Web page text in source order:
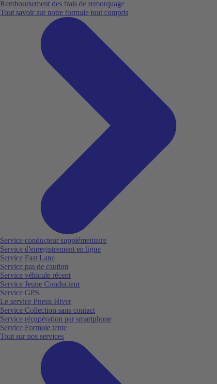
Remboursement des frais de remorquage
Tout savoir sur notre formule tout compris
Service conducteur supplémentaire
Service d'enregistrement en ligne
Service Fast Lane
Service pas de caution
Service véhicule récent
Service Jeune Conducteur
Service GPS
Le service Pneus Hiver
Service Collection sans contact
Service récupération par smartphone
Service Formule tente
Tout sur nos services